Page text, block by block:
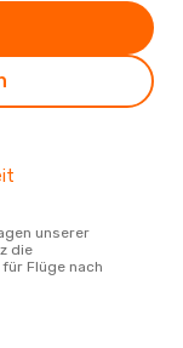
die
Flüge nach